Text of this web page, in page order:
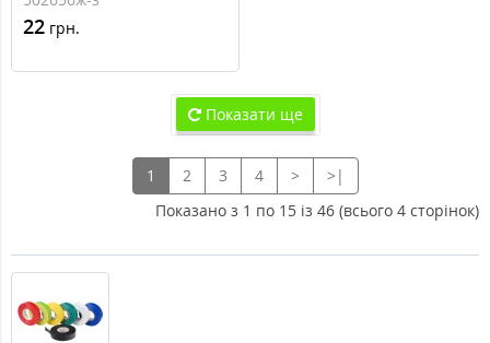
22 грн.
Показати ще
1 2 3 4 >
>|
Показано з 1 по 15 із 46 (всього 4 сторінок)